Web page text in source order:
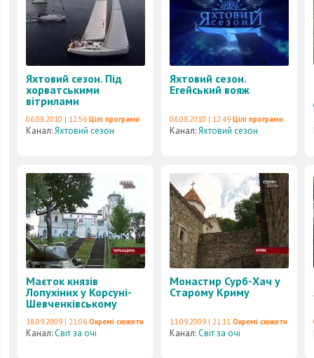
Яхтовий сезон. Під
хорватськими
вітрилами
06.08.2010 | 12:56 Цілі програми
Канал:Яхтовий сезон
Яхтовий сезон.
Егейський вояж
06.08.2010 | 12:49 Цілі програми
Канал:Яхтовий сезон
Маєток князів
Лопухіних у Корсуні-
Шевченківському
18.09.2009 | 21:06 Окремі сюжети
Канал:Світ за очі
Монастир Сурб-Хач у
Старому Криму
11.09.2009 | 21:11 Окремі сюжети
Канал:Світ за очі